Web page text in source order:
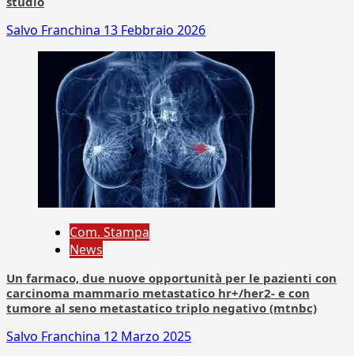
Salvo Franchina 13 Febbraio 2026
Com. Stampa
News
Un farmaco, due nuove opportunità per le pazienti con
carcinoma mammario metastatico hr+/her2- e con
tumore al seno metastatico triplo negativo (mtnbc)
Salvo Franchina 12 Marzo 2025